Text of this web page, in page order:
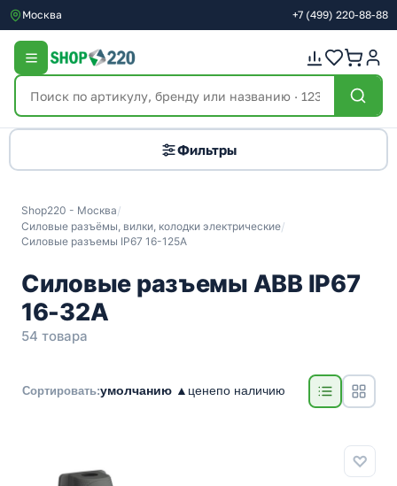
Москва +7 (499) 220-88-88
Фильтры
Shop220 - Москва/
Силовые разъёмы, вилки, колодки электрические/
Силовые разъемы IP67 16-125А
Силовые разъемы ABB IP67
16-32A
54 товара
Сортировать:умолчанию ▲ ценепо наличию